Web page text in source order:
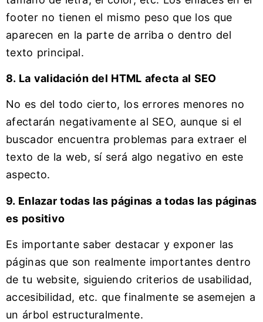
footer no tienen el mismo peso que los que
aparecen en la parte de arriba o dentro del
texto principal.
8. La validación del HTML afecta al SEO
No es del todo cierto, los errores menores no
afectarán negativamente al SEO, aunque si el
buscador encuentra problemas para extraer el
texto de la web, sí será algo negativo en este
aspecto.
9. Enlazar todas las páginas a todas las páginas
es positivo
Es importante saber destacar y exponer las
páginas que son realmente importantes dentro
de tu website, siguiendo criterios de usabilidad,
accesibilidad, etc. que finalmente se asemejen a
un árbol estructuralmente.